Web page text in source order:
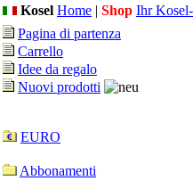
Kosel Home | Shop Ihr
Pagina di partenza
Carrello
Idee da regalo
Nuovi prodotti
EURO
Abbonamenti